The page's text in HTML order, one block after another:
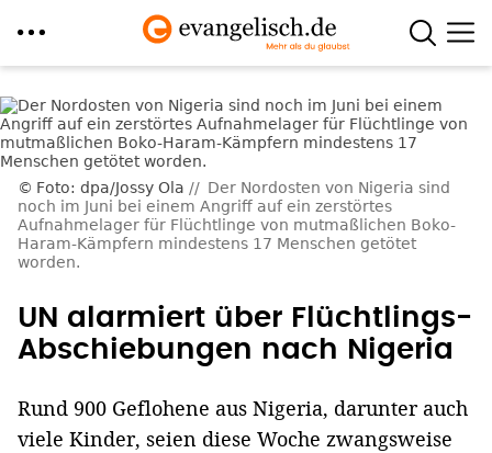
zum
Inhalt
Foto: dpa/Jossy Ola
Der Nordosten von Nigeria sind
noch im Juni bei einem Angriff auf ein zerstörtes
Aufnahmelager für Flüchtlinge von mutmaßlichen Boko-
Haram-Kämpfern mindestens 17 Menschen getötet
worden.
UN alarmiert über Flüchtlings-
Abschiebungen nach Nigeria
Rund 900 Geflohene aus Nigeria, darunter auch
viele Kinder, seien diese Woche zwangsweise